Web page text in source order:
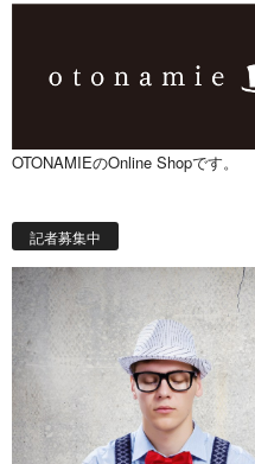
OTONAMIEのOnline Shopです。
記者募集中